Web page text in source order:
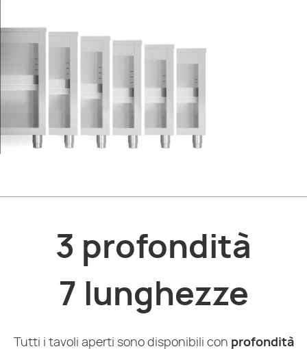
3 profondità
7 lunghezze
Tutti i tavoli aperti sono disponibili con profondità